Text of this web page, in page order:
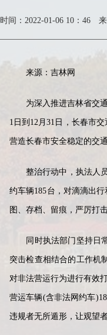
时间：2022-01-06 10：46
来源：吉林网
为深入推进吉林省交通
1日到12月31日，长春市
营造长春市安全稳定的交
整治行动中，执法人员
约车辆185台，对滴滴出
图、存档、留痕，严厉打
同时执法部门坚持日常
突击检查相结合的工作机
对非法营运行为进行有效
营运车辆(含非法网约车
违规者无所遁形，让观望